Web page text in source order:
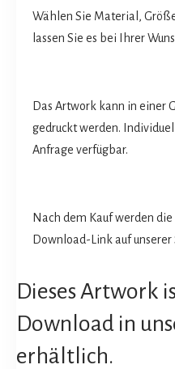
Wählen Sie Material,
lassen Sie es bei Ihrer
Das Artwork kann in einer
gedruckt werden.
Anfrage verfügbar.
Nach dem Kauf werden
Download-Link auf
Dieses Artwork
Download in
erhältlich.